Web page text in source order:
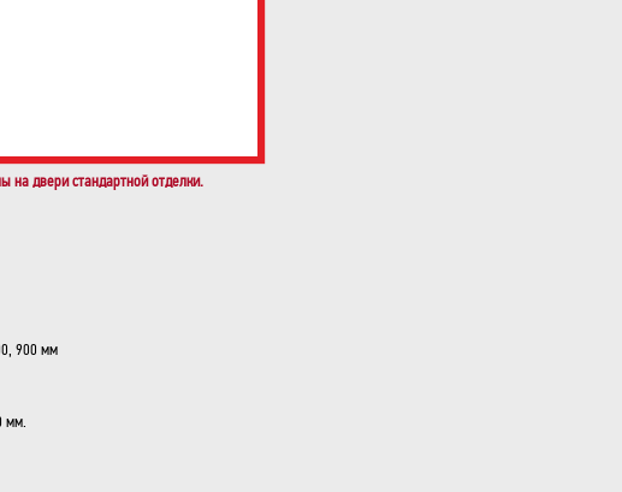
на двери стандартной отделки.
900 мм
мм.